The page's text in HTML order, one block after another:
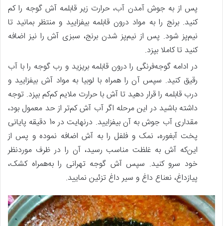
پس‌ از به جوش آمدن آب، حرارت زیر قابلمه آش گوجه را کم
کنید. برنج را به مواد درون قابلمه بیفزایید و منتظر بمانید تا
نیم‌پز شود. پس‌ از نیم‌پز شدن برنج، سبزی آش را نیز اضافه
کنید تا کاملا بپزد.
در ادامه گوجه‌فرنگی را درون قابلمه بریزید و رب گوجه را با آب
رقیق کنید. سپس آن را همراه با لوبیا به مواد آش بیفزایید و
درب قابلمه را قرار دهید تا آش با حرارت ملایم کم‌کم بپزد. توجه
داشته باشید در این مرحله اگر آب آش کم‌تر از حد معمول بود،
مقداری آب جوش به آن بیفزایید. درنهایت در 10 دقیقه پایانی
پخت آبغوره، نمک و فلفل را به آش اضافه نموده و پس‌ از
این‌که آش به غلظت مناسب رسید، آن را در ظرف موردنظر
خود سرو کنید. سپس آش گوجه تهرانی را به‌همراه کشک،
پیازداغ، نعناع داغ و سیر داغ تزئین نمایید.